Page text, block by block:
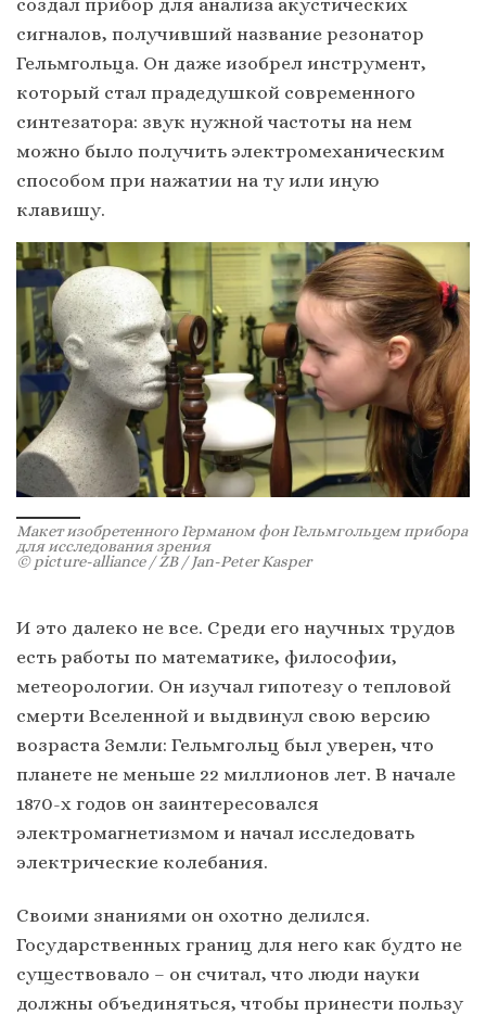
сигналов, получивший название резонатор
Гельмгольца. Он даже изобрел инструмент,
который стал прадедушкой современного
синтезатора: звук нужной частоты на нем
можно было получить электромеханическим
способом при нажатии на ту или иную
клавишу.
Макет изобретенного Германом фон Гельмгольцем прибора
для исследования зрения
© picture-alliance / ZB / Jan-Peter Kasper
И это далеко не все. Среди его научных трудов
есть работы по математике, философии,
метеорологии. Он изучал гипотезу о тепловой
смерти Вселенной и выдвинул свою версию
возраста Земли: Гельмгольц был уверен, что
планете не меньше 22 миллионов лет. В начале
1870-х годов он заинтересовался
электромагнетизмом и начал исследовать
электрические колебания.
Своими знаниями он охотно делился.
Государственных границ для него как будто не
существовало – он считал, что люди науки
должны объединяться, чтобы принести пользу